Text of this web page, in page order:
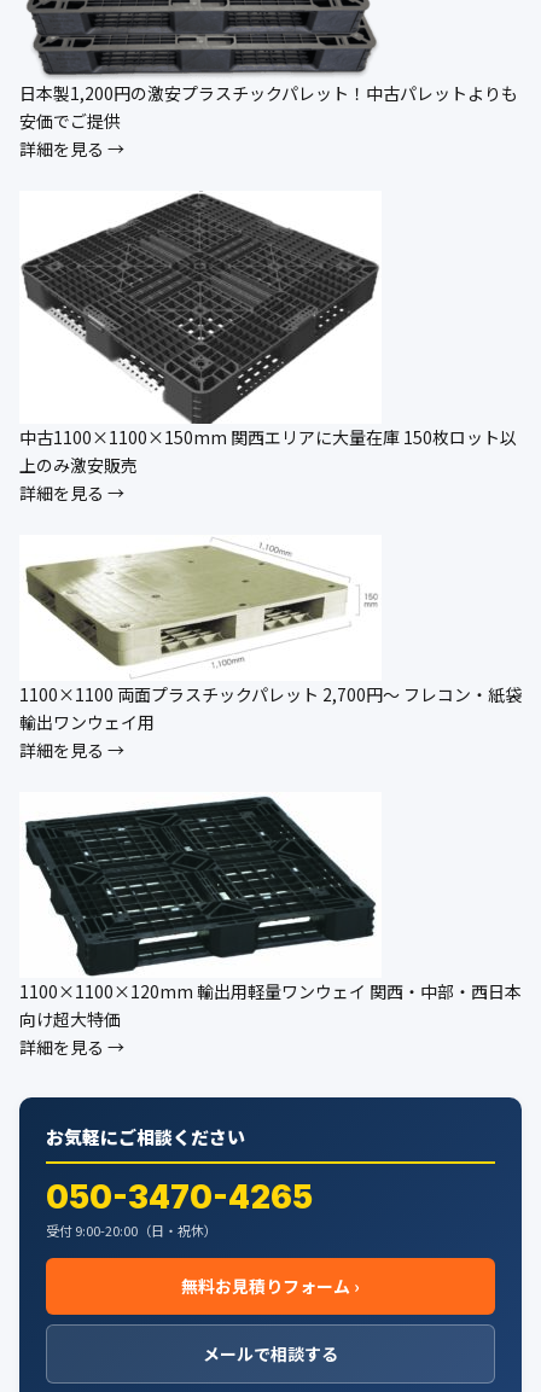
日本製1,200円の激安プラスチックパレット！中古パレットよりも
安価でご提供
詳細を見る →
中古1100×1100×150mm 関西エリアに大量在庫 150枚ロット以
上のみ激安販売
詳細を見る →
1100×1100 両面プラスチックパレット 2,700円〜 フレコン・紙袋
輸出ワンウェイ用
詳細を見る →
1100×1100×120mm 輸出用軽量ワンウェイ 関西・中部・西日本
向け超大特価
詳細を見る →
お気軽にご相談ください
050-3470-4265
受付 9:00-20:00（日・祝休）
無料お見積りフォーム ›
メールで相談する